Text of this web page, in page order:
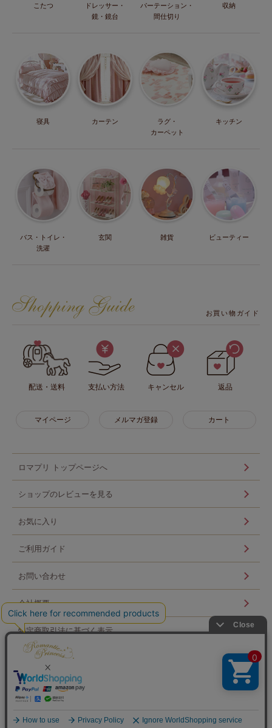
こたつ
ドレッサー・
鏡・鏡台
パーテーション・
間仕切り
収納
寝具 カーテン
ラグ・
カーペット
キッチン
バス・トイレ・
洗濯
玄関 雑貨 ビューティー
お買い物ガイド
配送・送料 支払い方法 キャンセル 返品
マイページ メルマガ登録 カート
ロマプリ トップページへ
ショップのレビューを見る
お気に入り
ご利用ガイド
お問い合わせ
会社概要
特定商取引法に基づく表示
個人情報の取扱い
ログイン